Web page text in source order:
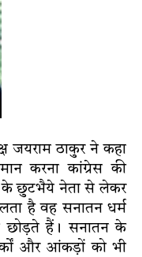
जयराम ठाकुर ने कहा
करना कांग्रेस की
के छुटभैये नेता से लेकर
है वह सनातन धर्म
छोड़ते हैं। सनातन के
और आंकड़ों को भी